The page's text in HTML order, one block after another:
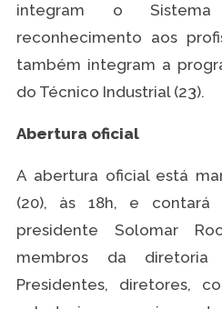
integram o
reconhecimento aos
também integram a
do Técnico Industrial (23).
Abertura oficial
A abertura oficial está
(20), às 18h, e
presidente Solomar
membros da diretoria
Presidentes, diretores,